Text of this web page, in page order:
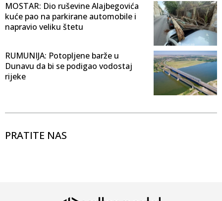
MOSTAR: Dio ruševine Alajbegovića
kuće pao na parkirane automobile i
napravio veliku štetu
RUMUNIJA: Potopljene barže u
Dunavu da bi se podigao vodostaj
rijeke
PRATITE NAS